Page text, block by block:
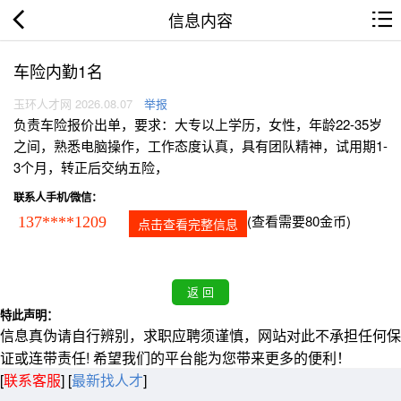
信息内容
车险内勤1名
玉环人才网 2026.08.07 举报
负责车险报价出单，要求：大专以上学历，女性，年龄22-35岁
之间，熟悉电脑操作，工作态度认真，具有团队精神，试用期1-
3个月，转正后交纳五险，
联系人手机/微信：
137****1209 点击查看完整信息 (查看需要80金币)
特此声明：
信息真伪请自行辨别，求职应聘须谨慎，网站对此不承担任何保
证或连带责任! 希望我们的平台能为您带来更多的便利！
[联系客服] [最新找人才]